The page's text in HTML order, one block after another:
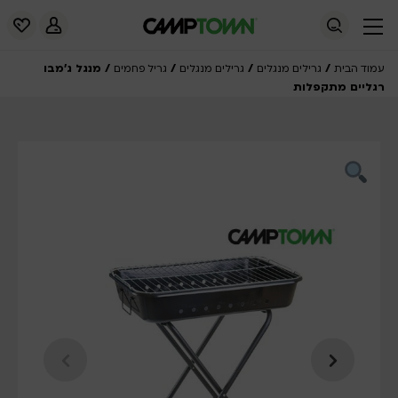
עמוד הבית / גרילים מנגלים / גרילים מנגלים / גריל פחמים / מנגל ג’מבו
רגליים מתקפלות